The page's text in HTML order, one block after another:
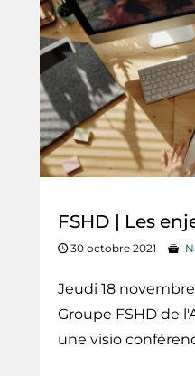
FSHD | Les
30 octobre 2021
Jeudi 18
Groupe FSHD de
une visio